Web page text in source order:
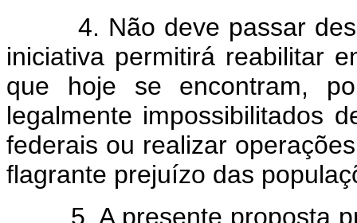
4. Não deve passar
iniciativa permitirá reabilitar
que hoje se encontram,
legalmente impossibilitados
federais ou realizar
flagrante prejuízo das
5. A presente proposta